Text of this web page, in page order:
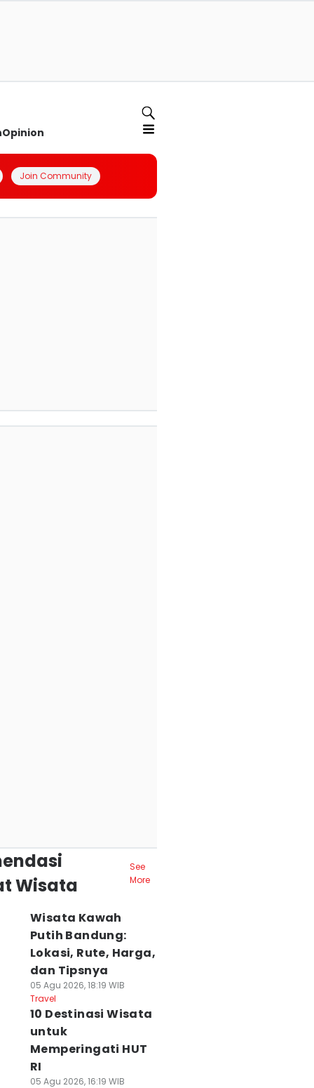
Opinion
Join Community
Wisata
See
More
Wisata Kawah
Putih Bandung:
Lokasi, Rute, Harga,
dan Tipsnya
05 Agu 2026, 18:19 WIB
Travel
10 Destinasi Wisata
untuk
Memperingati HUT
RI
05 Agu 2026, 16:19 WIB